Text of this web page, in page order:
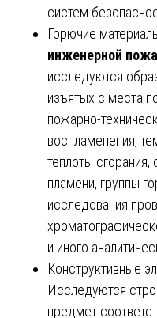
систем
Горючие
инженерной
исследуются
изъятых с места
пожарно-
воспламенения,
теплоты сгорания,
пламени, группы
исследования
и иного
Конструктивные
Исследуются
предмет